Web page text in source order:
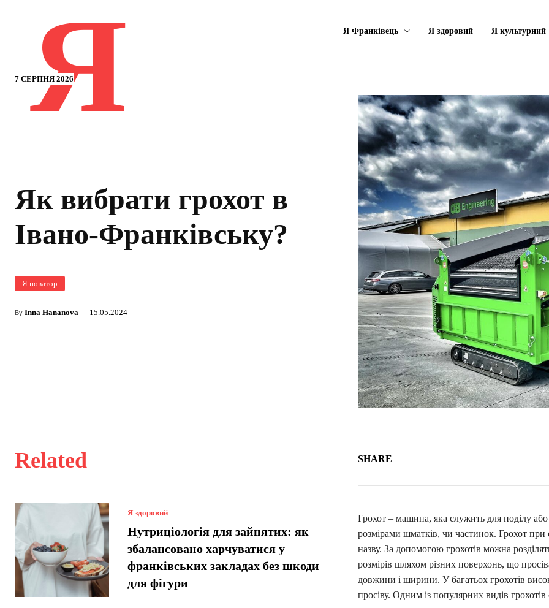
7 СЕРПНЯ 2026
Я Я Франківець Я здоровий Я культурний
Як вибрати грохот в
Івано-Франківську?
Я новатор
By Inna Hananova 15.05.2024
Related
Я здоровий
Нутриціологія для зайнятих: як
збалансовано харчуватися у
франківських закладах без шкоди
для фігури
SHARE
Грохот – машина, яка служить для поділу
розмірами шматків, чи частинок. Грохот
назву. За допомогою грохотів можна
розмірів шляхом різних поверхонь, що
довжини і ширини. У багатьох грохотів
просіву. Одним із популярних видів